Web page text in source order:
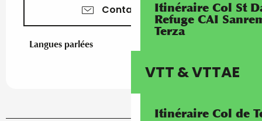
Itinéraire Col St
Refuge CAI
Terza
VTT & VTTAE
Itinéraire Col de
Contactez-nous
Langues parlées
Langues parlées